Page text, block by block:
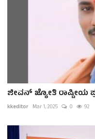
ಜೀವನ್ ಜ್ಯೋತಿ ರಾಷ್ಟೀಯ
kkeditor Mar 1, 2025 0 92